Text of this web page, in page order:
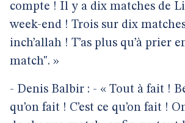
compte ! Il y a dix matches de
week-end ! Trois sur dix
inch’allah ! T’as plus qu’à prier
match". »
- Denis Balbir : - « Tout à fait !
qu’on fait ! C’est ce qu’on fait !